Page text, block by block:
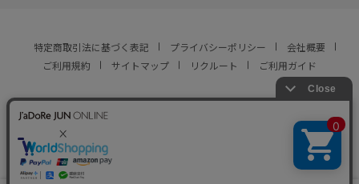
特定商取引法に基づく表記 プライバシーポリシー
会社概要
ご利用規約
サイトマップ リクルート ご利用ガイド
© JUN CO.,LTD. ALL RIGHTS RESERVED.